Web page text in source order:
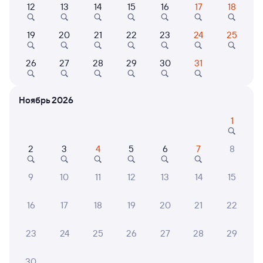
109А Андрей Тульников Проходящий 8,7
Рязань-2
Рязань
в Астрахань
06:53 18:30
10 ч 37 м в пути
от 3 ⁠066 ⁠₽ 4 ⁠457 ⁠₽
Выберите дату
12 13 14 15 16 17 18
19 20 21 22 23 24 25
26 27 28 29 30 31
Ноябрь 2026
1
2 3 4 5 6 7 8
9 10 11 12 13 14 15
16 17 18 19 20 21 22
23 24 25 26 27 28 29